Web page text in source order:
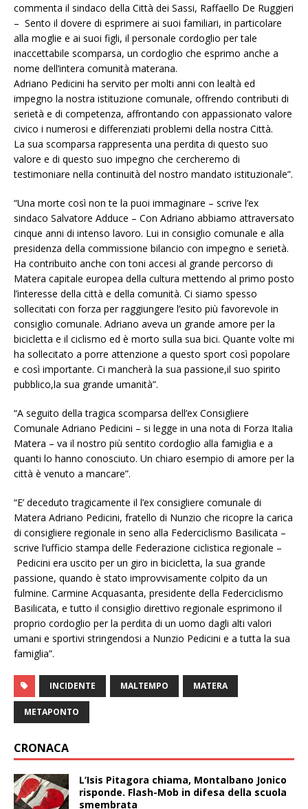
commenta il sindaco della Città dei Sassi, Raffaello De Ruggieri
– Sento il dovere di esprimere ai suoi familiari, in particolare
alla moglie e ai suoi figli, il personale cordoglio per tale
inaccettabile scomparsa, un cordoglio che esprimo anche a
nome dell’intera comunità materana.
Adriano Pedicini ha servito per molti anni con lealtà ed
impegno la nostra istituzione comunale, offrendo contributi di
serietà e di competenza, affrontando con appassionato valore
civico i numerosi e differenziati problemi della nostra Città.
La sua scomparsa rappresenta una perdita di questo suo
valore e di questo suo impegno che cercheremo di
testimoniare nella continuità del nostro mandato istituzionale”.
“Una morte così non te la puoi immaginare – scrive l’ex
sindaco Salvatore Adduce – Con Adriano abbiamo attraversato
cinque anni di intenso lavoro. Lui in consiglio comunale e alla
presidenza della commissione bilancio con impegno e serietà.
Ha contribuito anche con toni accesi al grande percorso di
Matera capitale europea della cultura mettendo al primo posto
l’interesse della città e della comunità. Ci siamo spesso
sollecitati con forza per raggiungere l’esito più favorevole in
consiglio comunale. Adriano aveva un grande amore per la
bicicletta e il ciclismo ed è morto sulla sua bici. Quante volte mi
ha sollecitato a porre attenzione a questo sport così popolare
e così importante. Ci mancherà la sua passione,il suo spirito
pubblico,la sua grande umanità”.
“A seguito della tragica scomparsa dell’ex Consigliere
Comunale Adriano Pedicini – si legge in una nota di Forza Italia
Matera – va il nostro più sentito cordoglio alla famiglia e a
quanti lo hanno conosciuto. Un chiaro esempio di amore per la
città è venuto a mancare”.
“E’ deceduto tragicamente il l’ex consigliere comunale di
Matera Adriano Pedicini, fratello di Nunzio che ricopre la carica
di consigliere regionale in seno alla Federciclismo Basilicata –
scrive l’ufficio stampa delle Federazione ciclistica regionale –
Pedicini era uscito per un giro in bicicletta, la sua grande
passione, quando è stato improvvisamente colpito da un
fulmine. Carmine Acquasanta, presidente della Federciclismo
Basilicata, e tutto il consiglio direttivo regionale esprimono il
proprio cordoglio per la perdita di un uomo dagli alti valori
umani e sportivi stringendosi a Nunzio Pedicini e a tutta la sua
famiglia”.
INCIDENTE MALTEMPO MATERA
METAPONTO
CRONACA
L’Isis Pitagora chiama, Montalbano Jonico
risponde. Flash-Mob in difesa della scuola
smembrata